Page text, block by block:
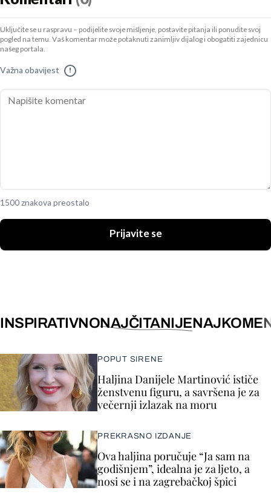
Uključite se u raspravu – podijelite svoje mišljenje, postavite pitanja ili ponudite svoj
pogled na temu. Vaš komentar može potaknuti zanimljiv dijalog i obogatiti zajednicu
našeg portala.
Važna obavijest !
1500 znakova preostalo
Prijavite se
INSPIRATIVNONAJČITANIJE
POPUT SIRENE
Haljina Danijele Martinović ističe
ženstvenu figuru, a savršena je za
večernji izlazak na moru
PREKRASNO IZDANJE
Ova haljina poručuje “Ja sam na
godišnjem”, idealna je za ljeto, a
nosi se i na zagrebačkoj špici